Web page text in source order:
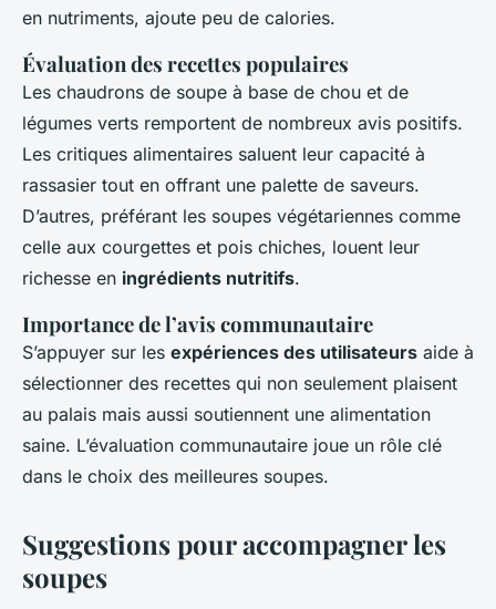
en nutriments, ajoute peu de calories.
Évaluation des recettes populaires
Les chaudrons de soupe à base de chou et de
légumes verts remportent de nombreux avis positifs.
Les critiques alimentaires saluent leur capacité à
rassasier tout en offrant une palette de saveurs.
D’autres, préférant les soupes végétariennes comme
celle aux courgettes et pois chiches, louent leur
richesse en ingrédients nutritifs.
Importance de l’avis communautaire
S’appuyer sur les expériences des utilisateurs aide à
sélectionner des recettes qui non seulement plaisent
au palais mais aussi soutiennent une alimentation
saine. L’évaluation communautaire joue un rôle clé
dans le choix des meilleures soupes.
Suggestions pour accompagner les
soupes